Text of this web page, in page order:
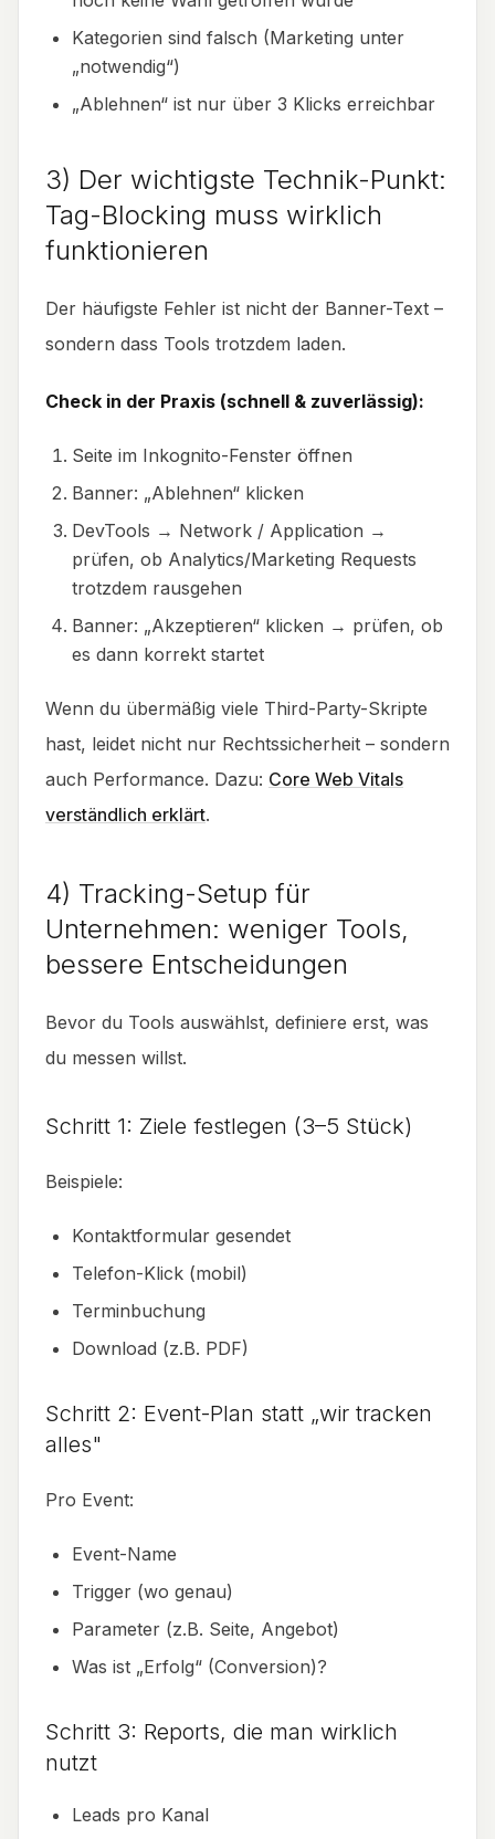
Kategorien sind falsch (Marketing unter
„notwendig“)
„Ablehnen“ ist nur über 3 Klicks erreichbar
3) Der wichtigste Technik-Punkt:
Tag-Blocking muss wirklich
funktionieren
Der häufigste Fehler ist nicht der Banner-Text –
sondern dass Tools trotzdem laden.
Check in der Praxis (schnell & zuverlässig):
Seite im Inkognito-Fenster öffnen
Banner: „Ablehnen“ klicken
DevTools → Network / Application →
prüfen, ob Analytics/Marketing Requests
trotzdem rausgehen
Banner: „Akzeptieren“ klicken → prüfen, ob
es dann korrekt startet
Wenn du übermäßig viele Third-Party-Skripte
hast, leidet nicht nur Rechtssicherheit – sondern
auch Performance. Dazu: Core Web Vitals
verständlich erklärt.
4) Tracking-Setup für
Unternehmen: weniger Tools,
bessere Entscheidungen
Bevor du Tools auswählst, definiere erst, was
du messen willst.
Schritt 1: Ziele festlegen (3–5 Stück)
Beispiele:
Kontaktformular gesendet
Telefon-Klick (mobil)
Terminbuchung
Download (z.B. PDF)
Schritt 2: Event-Plan statt „wir tracken
alles"
Pro Event:
Event-Name
Trigger (wo genau)
Parameter (z.B. Seite, Angebot)
Was ist „Erfolg“ (Conversion)?
Schritt 3: Reports, die man wirklich
nutzt
Leads pro Kanal